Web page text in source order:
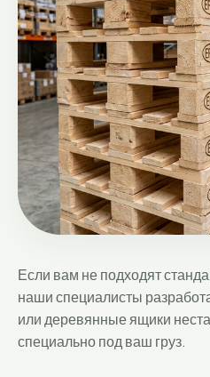
Если вам не подходят
наши специалисты
или деревянные ящики
специально под ваш груз.